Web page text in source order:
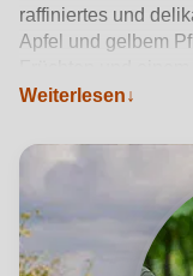
raffiniertes und
Apfel und gelbem
vermischen. Am
die seinen
harmonisch und
Frucht erinnert und
Gefühl hinterlässt.
Weiterlesen